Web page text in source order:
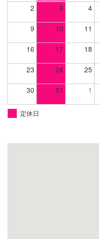
2 3 4
9 10 11
16 17 18
23 24 25
30 31 1
定休日